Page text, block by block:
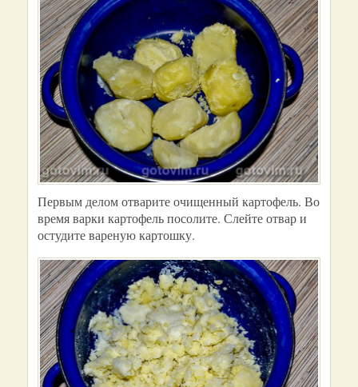
Первым делом отварите очищенный картофель. Во
время варки картофель посолите. Слейте отвар и
остудите вареную картошку.